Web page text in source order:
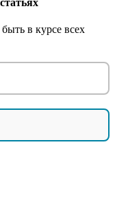
в курсе всех